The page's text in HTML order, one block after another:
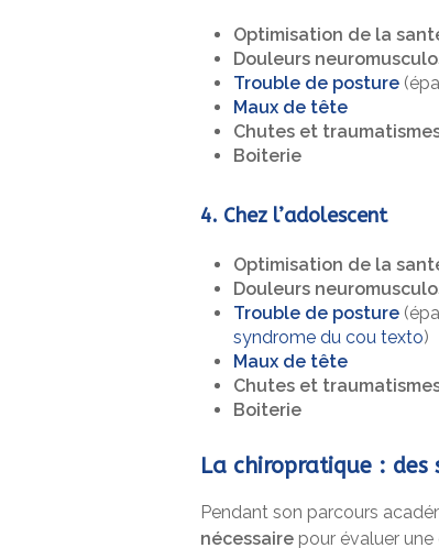
Optimisation de la
Douleurs
Trouble de posture
Maux de tête
Chutes et
Boiterie
4. Chez l’adolescent
Optimisation de la
Douleurs
Trouble de posture
syndrome du cou texto)
Maux de tête
Chutes et
Boiterie
La chiropratique :
Pendant son parcours
nécessaire pour évaluer